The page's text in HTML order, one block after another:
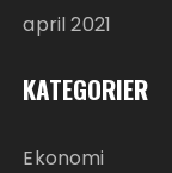
april 2021
KATEGORIER
Ekonomi